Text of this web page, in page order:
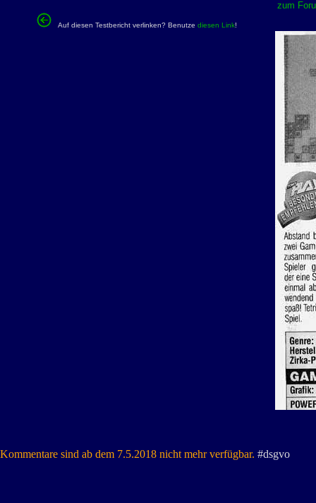
zum
Auf diesen Testbericht verlinken? Benutze diesen Link!
Kommentare sind ab dem 7.5.2018 nicht mehr verfügbar. #dsgvo